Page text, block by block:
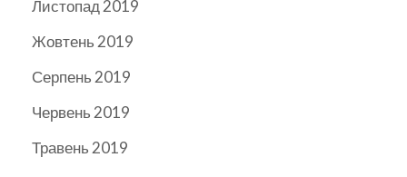
Листопад 2019
Жовтень 2019
Серпень 2019
Червень 2019
Травень 2019